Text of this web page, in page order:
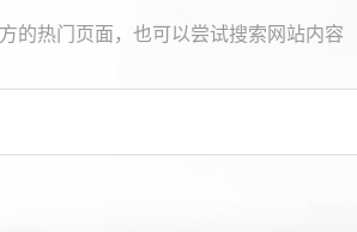
的热门页面，也可以尝试搜索网站内容